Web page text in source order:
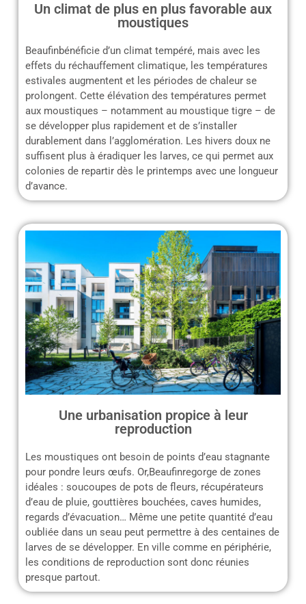
Un climat de plus en plus favorable aux
moustiques
Beaufinbénéficie d’un climat tempéré, mais avec les
effets du réchauffement climatique, les températures
estivales augmentent et les périodes de chaleur se
prolongent. Cette élévation des températures permet
aux moustiques – notamment au moustique tigre – de
se développer plus rapidement et de s’installer
durablement dans l’agglomération. Les hivers doux ne
suffisent plus à éradiquer les larves, ce qui permet aux
colonies de repartir dès le printemps avec une longueur
d’avance.
Une urbanisation propice à leur
reproduction
Les moustiques ont besoin de points d’eau stagnante
pour pondre leurs œufs. Or,Beaufinregorge de zones
idéales : soucoupes de pots de fleurs, récupérateurs
d’eau de pluie, gouttières bouchées, caves humides,
regards d’évacuation… Même une petite quantité d’eau
oubliée dans un seau peut permettre à des centaines de
larves de se développer. En ville comme en périphérie,
les conditions de reproduction sont donc réunies
presque partout.